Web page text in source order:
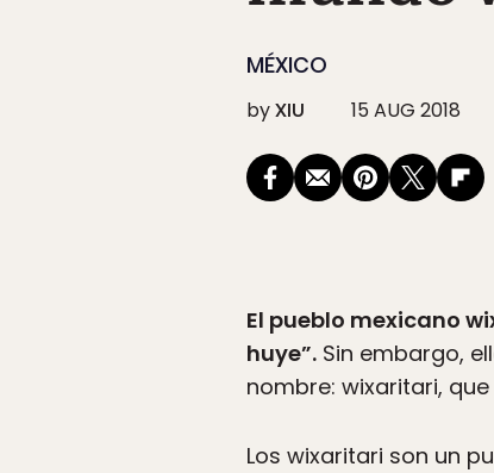
MÉXICO
byXIU 15 AUG 2018
El pueblo mexicano
huye”. Sin embargo,
nombre: wixaritari,
Los wixaritari son un